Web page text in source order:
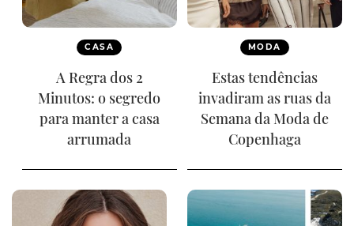
CASA
A Regra dos 2
Minutos: o segredo
para manter a casa
arrumada
MODA
Estas tendências
invadiram as ruas da
Semana da Moda de
Copenhaga